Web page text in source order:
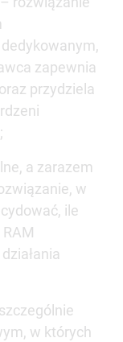
zapewnia
przydziela
a zarazem
w
ile
w których